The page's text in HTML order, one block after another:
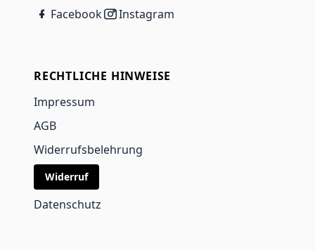
Facebook
Instagram
RECHTLICHE HINWEISE
Impressum
AGB
Widerrufsbelehrung
Widerruf
Datenschutz